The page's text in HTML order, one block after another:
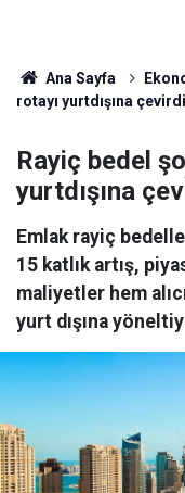
Ana Sayfa
rotayı yurtdışına çevirdi
Rayiç bedel
yurtdışına
Emlak rayiç
15 katlık artış,
maliyetler hem
yurt dışına